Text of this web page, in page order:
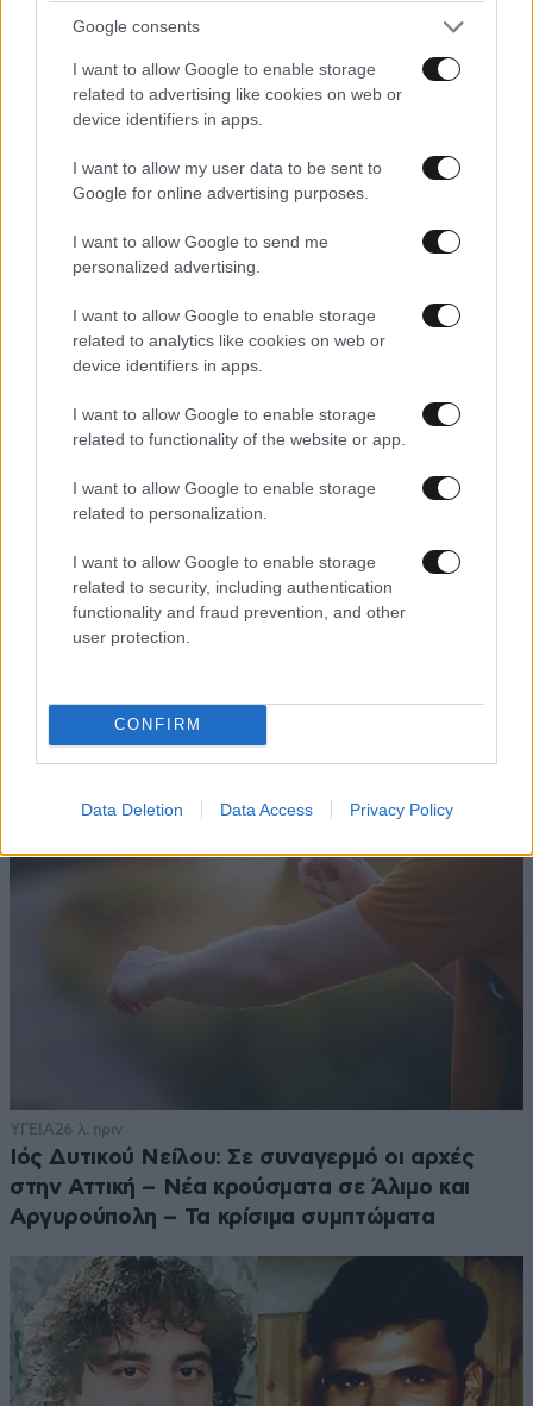
Google consents
I want to allow Google to enable storage
related to advertising like cookies on web or
device identifiers in apps.
I want to allow my user data to be sent to
Google for online advertising purposes.
I want to allow Google to send me
personalized advertising.
I want to allow Google to enable storage
related to analytics like cookies on web or
device identifiers in apps.
I want to allow Google to enable storage
related to functionality of the website or app.
I want to allow Google to enable storage
related to personalization.
I want to allow Google to enable storage
related to security, including authentication
functionality and fraud prevention, and other
user protection.
CONFIRM
Data Deletion Data Access Privacy Policy
09·08·2026 05:45
Εορτολόγιο: Ποιος γιορτάζει σήμερα 9
Αυγούστου
απέγιναν τα μέλη της «Οικογένειας Μάνσον»;
ΥΓΕΙΑ 26 λ. πριν
Ιός Δυτικού Νείλου: Σε συναγερμό οι αρχές
στην Αττική – Νέα κρούσματα σε Άλιμο και
Αργυρούπολη – Τα κρίσιμα συμπτώματα